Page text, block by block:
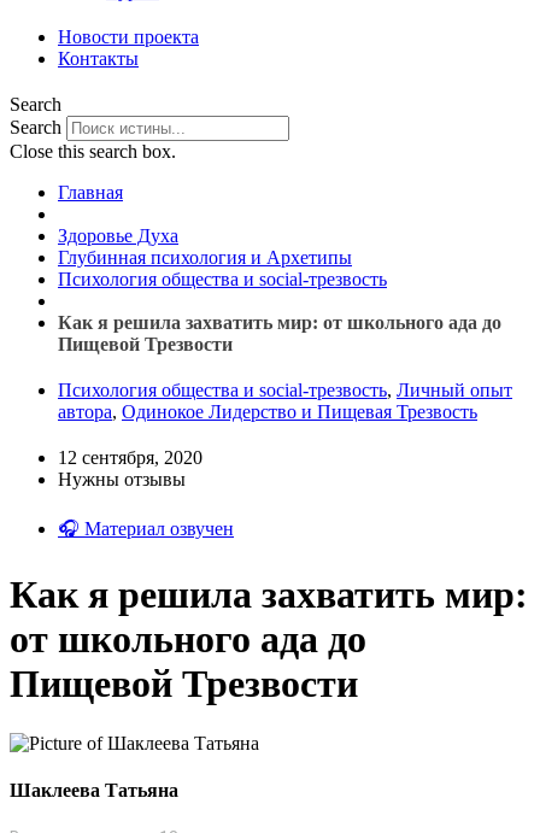
Новости проекта
Контакты
Search
Search
Close this search box.
Главная
Здоровье Духа
Глубинная психология и Архетипы
Психология общества и social-трезвость
Как я решила захватить мир: от школьного ада до
Пищевой Трезвости
Психология общества и social-трезвость, Личный опыт
автора, Одинокое Лидерство и Пищевая Трезвость
12 сентября, 2020
Нужны отзывы
🎧 Материал озвучен
Как я решила захватить мир:
от школьного ада до
Пищевой Трезвости
Шаклеева Татьяна